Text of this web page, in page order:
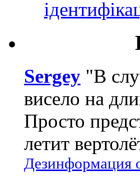
Sergey "В
висело на
Просто
летит
Дезинформация